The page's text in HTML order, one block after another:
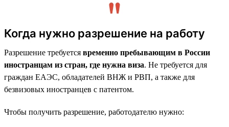
Когда нужно разрешение на работу
Разрешение требуется временно пребывающим в России
иностранцам из стран, где нужна виза. Не требуется для
граждан ЕАЭС, обладателей ВНЖ и РВП, а также для
безвизовых иностранцев с патентом.
Чтобы получить разрешение, работодателю нужно: